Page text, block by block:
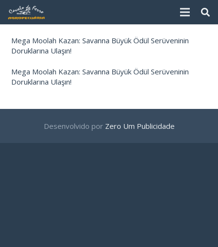
Mega Moolah Kazan: Savanna Büyük Ödül Serüveninin
Doruklarına Ulaşın!
Mega Moolah Kazan: Savanna Büyük Ödül Serüveninin
Doruklarına Ulaşın!
Desenvolvido por Zero Um Publicidade